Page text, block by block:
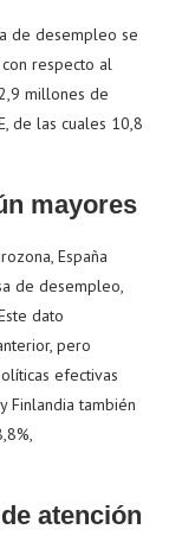
de desempleo se
respecto al
millones de
de las cuales 10,8
mayores
España
de desempleo,
dato
pero
efectivas
Finlandia también
atención